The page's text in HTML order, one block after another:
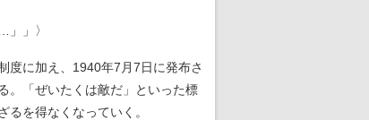
」〉
度に加え、1940年7月7日に発布さ
。「ぜいたくは敵だ」といった標
を得なくなっていく。